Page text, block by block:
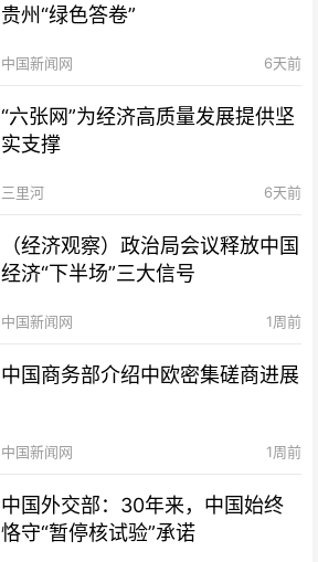
贵州“绿色答卷”
中国新闻网 6天前
“六张网”为经济高质量发展提供坚
实支撑
三里河 6天前
（经济观察）政治局会议释放中国
经济“下半场”三大信号
中国新闻网 1周前
中国商务部介绍中欧密集磋商进展
中国新闻网 1周前
中国外交部：30年来，中国始终
恪守“暂停核试验”承诺